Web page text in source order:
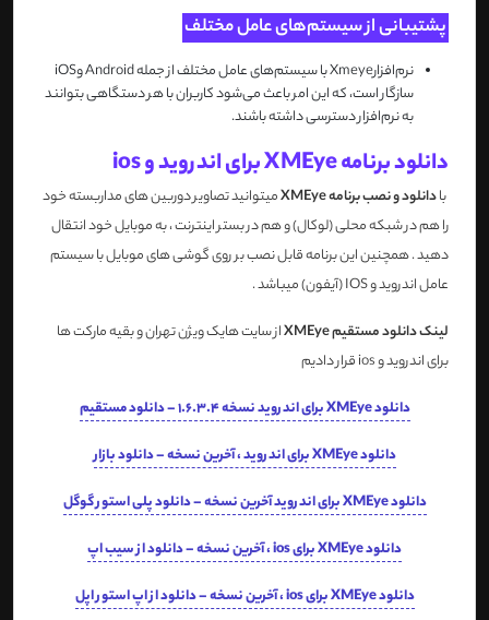
پشتیبانی از سیستم‌های عامل مختلف
نرم‌افزارXmeyeبا سیستم‌های عامل مختلف از جملهAndroidوiOS
سازگار است، که این امر باعث می‌شود کاربران با هر دستگاهی بتوانند
به نرم‌افزار دسترسی داشته باشند.
دانلود برنامه XMEye برای اندروید و ios
بادانلود و نصب برنامه XMEye
میتوانید تصاویر دوربین های مداربسته خود
را هم در شبکه محلی (لوکال) و هم در بستر اینترنت ، به موبایل خود انتقال
دهید . همچنین این برنامه قابل نصب بر روی گوشی های موبایل با سیستم
عامل اندروید و IOS (آیفون) میباشد .
لینک دانلود مستقیم XMEye
از سایت هایک ویژن تهران و بقیه مارکت ها
برای اندروید و ios قرار دادیم
دانلود XMEye برای اندروید نسخه 1.6.3.4 – دانلود مستقیم
دانلود XMEye برای اندروید ، آخرین نسخه – دانلود بازار
دانلود XMEye برای اندروید آخرین نسخه – دانلود پلی استور گوگل
دانلود XMEye برای ios ، آخرین نسخه – دانلود از سیب اپ
دانلود XMEye برای ios ، آخرین نسخه – دانلود از اپ استور اپل